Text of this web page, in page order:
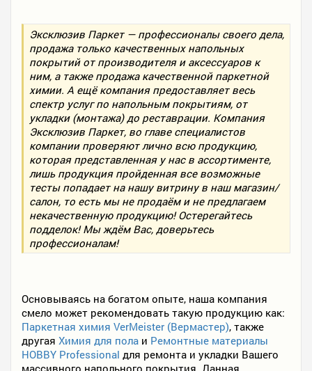
Эксклюзив Паркет — профессионалы своего дела,
продажа только качественных напольных
покрытий от производителя и аксессуаров к
ним, а также продажа качественной паркетной
химии. А ещё компания предоставляет весь
спектр услуг по напольным покрытиям, от
укладки (монтажа) до реставрации. Компания
Эксклюзив Паркет, во главе специалистов
компании проверяют лично всю продукцию,
которая представленная у нас в ассортименте,
лишь продукция пройденная все возможные
тесты попадает на нашу витрину в наш магазин/
салон, то есть мы не продаём и не предлагаем
некачественную продукцию! Остерегайтесь
подделок! Мы ждём Вас, доверьтесь
профессионалам!
Основываясь на богатом опыте, наша компания
смело может рекомендовать такую продукцию как:
Паркетная химия VerMeister (Вермастер), также
другая Химия для пола и Ремонтные материалы
HOBBY Professional для ремонта и укладки Вашего
массивного напольного покрытия. Данная